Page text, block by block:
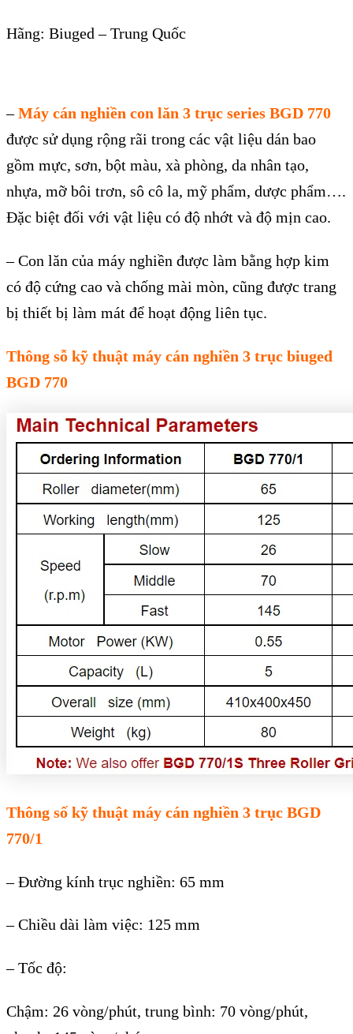
Hãng: Biuged – Trung Quốc
–Máy cán nghiền con lăn 3 trục series BGD 770
được sử dụng rộng rãi trong các vật liệu dán bao
gồm mực, sơn, bột màu, xà phòng, da nhân tạo,
nhựa, mỡ bôi trơn, sô cô la, mỹ phẩm, dược phẩm….
Đặc biệt đối với vật liệu có độ nhớt và độ mịn cao.
–Con lăn của máy nghiền được làm bằng hợp kim
có độ cứng cao và chống mài mòn, cũng được trang
bị thiết bị làm mát để hoạt động liên tục.
Thông sỗ kỹ thuật máy cán nghiền 3 trục biuged
BGD 770
Thông số kỹ thuật máy cán nghiền 3 trục BGD
770/1
– Đường kính trục nghiền: 65 mm
– Chiều dài làm việc: 125 mm
– Tốc độ:
Chậm: 26 vòng/phút, trung bình: 70 vòng/phút,